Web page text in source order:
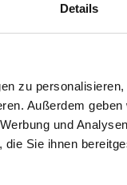
Details
zu
Außerdem
und
Sie ihnen
oft schon. Hier wird
ist.
oder auch in eine
Die Rinderhaut
verarbeitet
–